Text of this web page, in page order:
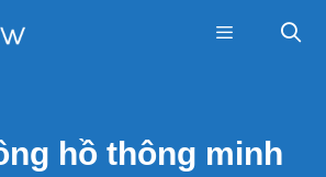
hồ thông minh